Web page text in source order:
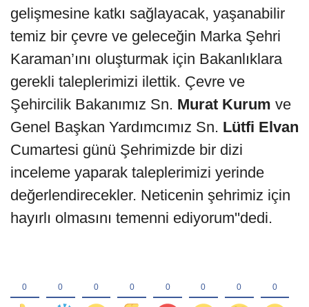
gelişmesine katkı sağlayacak, yaşanabilir
temiz bir çevre ve geleceğin Marka Şehri
Karaman’ını oluşturmak için Bakanlıklara
gerekli taleplerimizi ilettik. Çevre ve
Şehircilik Bakanımız Sn. Murat Kurum ve
Genel Başkan Yardımcımız Sn. Lütfi Elvan
Cumartesi günü Şehrimizde bir dizi
inceleme yaparak taleplerimizi yerinde
değerlendirecekler. Neticenin şehrimiz için
hayırlı olmasını temenni ediyorum''dedi.